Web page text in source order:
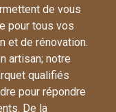
de vous
pour tous vos
et de rénovation.
artisan; notre
qualifiés
pour répondre
De la